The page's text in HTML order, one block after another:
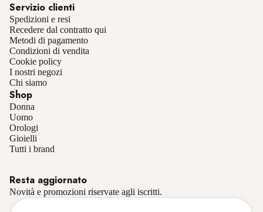
Servizio clienti
Spedizioni e resi
Recedere dal contratto qui
Metodi di pagamento
Condizioni di vendita
Cookie policy
I nostri negozi
Chi siamo
Shop
Donna
Uomo
Orologi
Gioielli
Tutti i brand
Resta aggiornato
Novità e promozioni riservate agli iscritti.
Informativa sulla privacy
Termini e condizioni del servizio
Recapiti